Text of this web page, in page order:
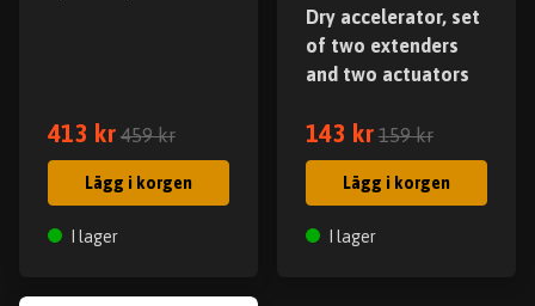
413 kr 459 kr
Lägg i korgen
I lager
Dry accelerator, set
of two extenders
and two actuators
143 kr 159 kr
Lägg i korgen
I lager